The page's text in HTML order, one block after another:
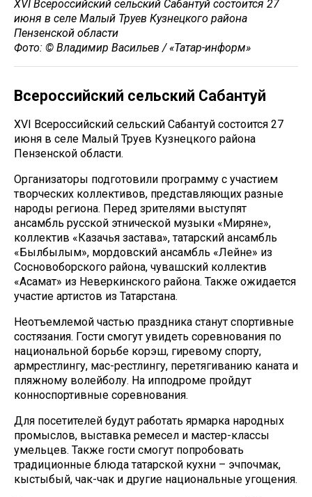
XVI Всероссийский сельский Сабантуй состоится 27
июня в селе Малый Труев Кузнецкого района
Пензенской области
Фото: © Владимир Васильев / «Татар-информ»
Всероссийский сельский Сабантуй
XVI Всероссийский сельский Сабантуй состоится 27
июня в селе Малый Труев Кузнецкого района
Пензенской области.
Организаторы подготовили программу с участием
творческих коллективов, представляющих разные
народы региона. Перед зрителями выступят
ансамбль русской этнической музыки «Миряне»,
коллектив «Казачья застава», татарский ансамбль
«Былбылым», мордовский ансамбль «Лейне» из
Сосновоборского района, чувашский коллектив
«Асамат» из Неверкинского района. Также ожидается
участие артистов из Татарстана.
Неотъемлемой частью праздника станут спортивные
состязания. Гости смогут увидеть соревнования по
национальной борьбе корэш, гиревому спорту,
армрестлингу, мас-рестлингу, перетягиванию каната и
пляжному волейболу. На ипподроме пройдут
конноспортивные соревнования.
Для посетителей будут работать ярмарка народных
промыслов, выставка ремесел и мастер-классы
умельцев. Также гости смогут попробовать
традиционные блюда татарской кухни – эчпочмак,
кыстыбый, чак-чак и другие национальные угощения.